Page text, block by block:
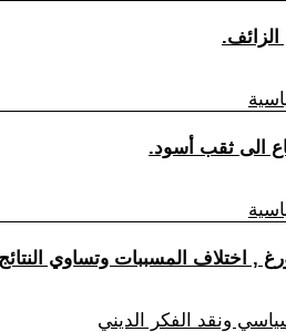
ونقد الفكر الديني